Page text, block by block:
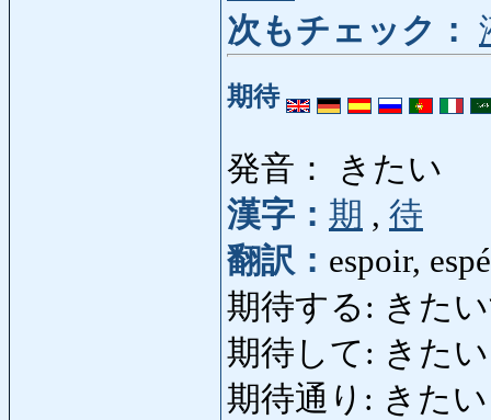
次もチェック：
期待
発音： きたい
漢字： 期 , 待
翻訳： espoir,
期待する: きたい
期待して: きたい
期待通り: きた